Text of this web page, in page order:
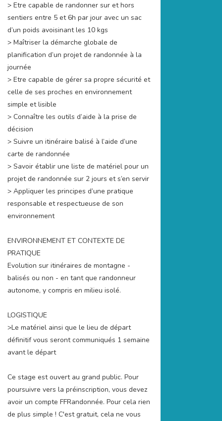
> Etre capable de randonner sur et hors
sentiers entre 5 et 6h par jour avec un sac
d’un poids avoisinant les 10 kgs
> Maîtriser la démarche globale de
planification d’un projet de randonnée à la
journée
> Etre capable de gérer sa propre sécurité et
celle de ses proches en environnement
simple et lisible
> Connaître les outils d’aide à la prise de
décision
> Suivre un itinéraire balisé à l’aide d’une
carte de randonnée
> Savoir établir une liste de matériel pour un
projet de randonnée sur 2 jours et s’en servir
> Appliquer les principes d’une pratique
responsable et respectueuse de son
environnement
ENVIRONNEMENT ET CONTEXTE DE
PRATIQUE
Evolution sur itinéraires de montagne -
balisés ou non - en tant que randonneur
autonome, y compris en milieu isolé.
LOGISTIQUE
>Le matériel ainsi que le lieu de départ
définitif vous seront communiqués 1 semaine
avant le départ
Ce stage est ouvert au grand public. Pour
poursuivre vers la préinscription, vous devez
avoir un compte FFRandonnée. Pour cela rien
de plus simple ! C'est gratuit, cela ne vous